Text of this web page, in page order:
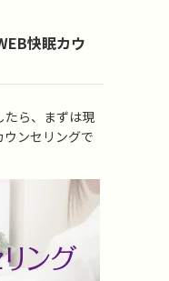
快眠カウ
たら、まずは現
ンセリングで